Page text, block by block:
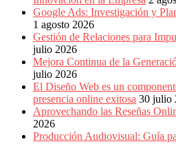
Marketing,
Campañas
Publicitarias,
Agencias,
Empresas,
Negocios,
Tendencias,
Trendings,
Dinero,
Economía,
Diseño
Google Ads: Investigación y
1 agosto 2026
Gestión de Relaciones para
julio 2026
Mejora Continua de la
julio 2026
El Diseño Web es un
presencia online exitosa 30 julio
Aprovechando las Reseñas
2026
Producción Audiovisual: Guía